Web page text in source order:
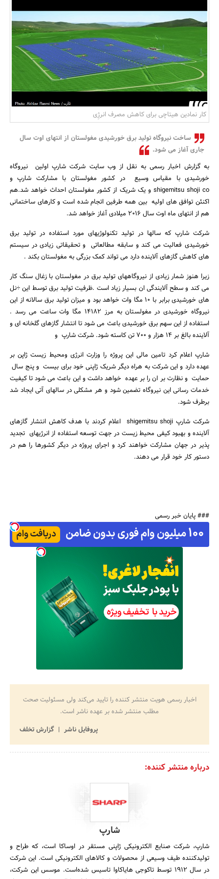
بانک، بیمه و سرمایه
مسکن و ساختمان
کار نمادین هیتاچی برای کاهش مصرف انرژِی
ساخت نیروگاه تولید برق خورشیدی مغولستان از انتهای اوت سال
جاری آغاز می شود.
به گزارش اخبار رسمی به نقل از وب سایت شرکت شارپ اولین نیروگاه
خورشیدی با مقیاس وسیع در کشور مغولستان با مشارکت شارپ و
shigemitsu shoji co و یک شریک از کشور مغولستان احداث خواهد شد.هم
اکنئن توافق های اولیه بین همه طرفین اتجام شده است و کارهای ساختمانی
هم از انتهای ماه اوت سال 2016 میلادی آغاز خواهد شد.
شرکت شارپ که سالها در تولید تکنولوژیهای مورد استفاده در تولید برق
خورشیدی فعالیت می کند و سابقه مطالعاتی و تحقیقاتی زیادی در سیستم
های کاهش گازهای آلاینده دارد می تواند کمک بزرگی به مغولستان بکند .
زیرا هنوز شمار زیادی از نیروگاههای تولید برق در مغولستان با زغال سنگ کار
می کند و سطح آلایندگی ان بسیار زیاد است .ظرفیت تولید برق توسط این ÷نل
های خورشیدی برابر با 10 مگا وات خواهد بود و میزان تولید برق سالانه از این
نیروگاه خورشیدی در مغولستان به مرز 14182 مگا وات ساعت می رسد .
استفاده از این سهم برق خورشیدی باعث می شود تا انتشار گازهای گلخانه ای و
آلاینده بالغ بر 14 هزار و 700 تن کاسته شود. شرکت شارپ و
شارپ اعلام کرد تامین مالی این پروژه را وزارت انرژی ومحیط زیست ژاپن بر
عهده دارد و این شرکت به هراه دیگر شریک ژاپنی خود برای بیست و پنج سال
حمایت و نظارت بر ان را بر عهده خواهد داشت و این باعث می شود تا کیفیت
خدمات رسانی این نیروگاه تضمین شود و هر مشکلی در سالهای آتی ایجاد شد
برطرف شود.
شرکت شارپ shigemitsu shoji اعلام کردند با هدف کاهش انتشار گازهای
آلاینده و بهبود کیفی محیط زیست در جهت توسعه استفاده از انرژیهای تجدید
پذیر در جهان مشارکت خواهند کرد و اجرای پروژه در دیگر کشورها را هم در
دستور کار خود قرار می دهند.
### پایان خبر رسمی
اخبار رسمی هویت منتشر کننده را تایید می‌کند ولی مسئولیت صحت
مطلب منتشر شده بر عهده ناشر است.
پروفایل ناشر
گزارش تخلف
درباره منتشر کننده:
شارپ
شارپ، شرکت صنایع الکترونیکی ژاپنی مستقر در اوساکا است، که طراح و
تولیدکننده طیف وسیعی از محصولات و کالاهای الکترونیکی است. این شرکت
در سال 1912 توسط تاکوجی هایاکاوا تاسیس شده‌است. موسس این شرکت،